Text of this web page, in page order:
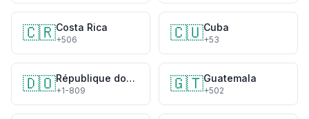
🇨🇷Costa Rica
+506 🇨🇺Cuba
+53
🇩🇴 République dominicaine
+1-809 🇬🇹Guatemala
+502